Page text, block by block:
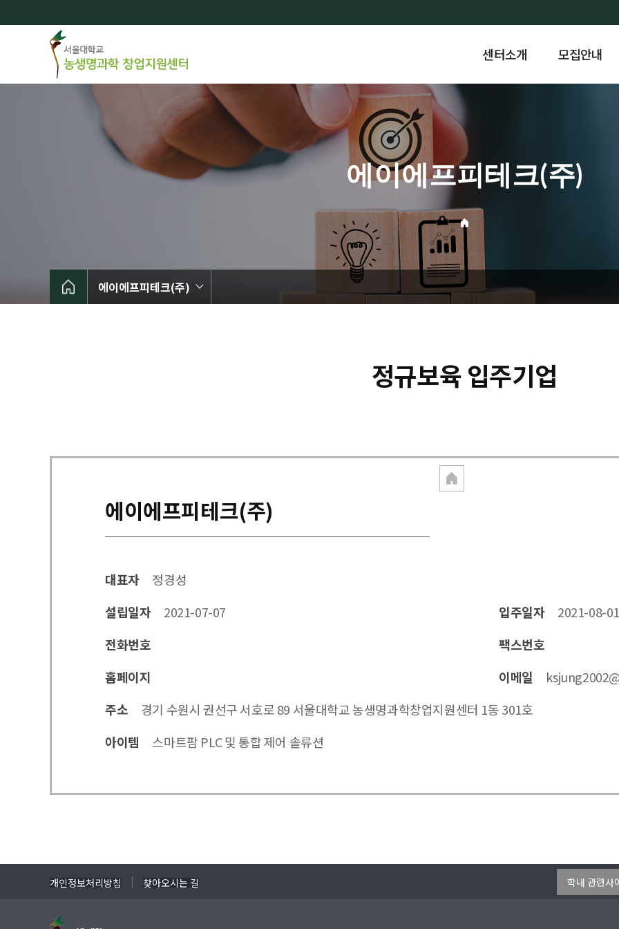
로
센터소개 모집안내
에이에프피테크(주)
에이에프피테크(주)
정규보육 입주기업
에이에프피테크(주)
대표자
정경성
설립일자
2021-07-07
전화번호
홈페이지
입주일자
2021-08-
팩스번호
이메일
주소
경기 수원시 권선구 서호로 89 서울대학교 농생명과학창업지원센터 1동 301호
아이템
스마트팜 PLC 및 통합 제어 솔류션
개인정보처리방침 찾아오시는 길 학내 관련사